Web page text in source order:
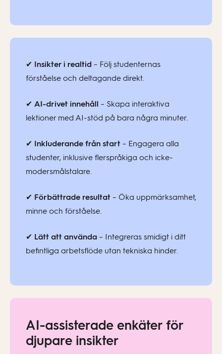
✔ Insikter i realtid – Följ studenternas
förståelse och deltagande direkt.
✔ AI-drivet innehåll – Skapa interaktiva
lektioner med AI-stöd på bara några minuter.
✔ Inkluderande från start – Engagera alla
studenter, inklusive flerspråkiga och icke-
modersmålstalare.
✔ Förbättrade resultat – Öka uppmärksamhet,
minne och förståelse.
✔ Lätt att använda – Integreras smidigt i ditt
befintliga arbetsflöde utan tekniska hinder.
AI-assisterade enkäter för
djupare insikter